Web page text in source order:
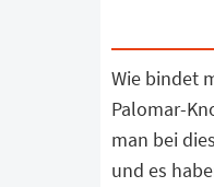
Wie bindet
Palomar-
man bei
und es